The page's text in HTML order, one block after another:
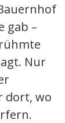
gab –
Nur
dort, wo